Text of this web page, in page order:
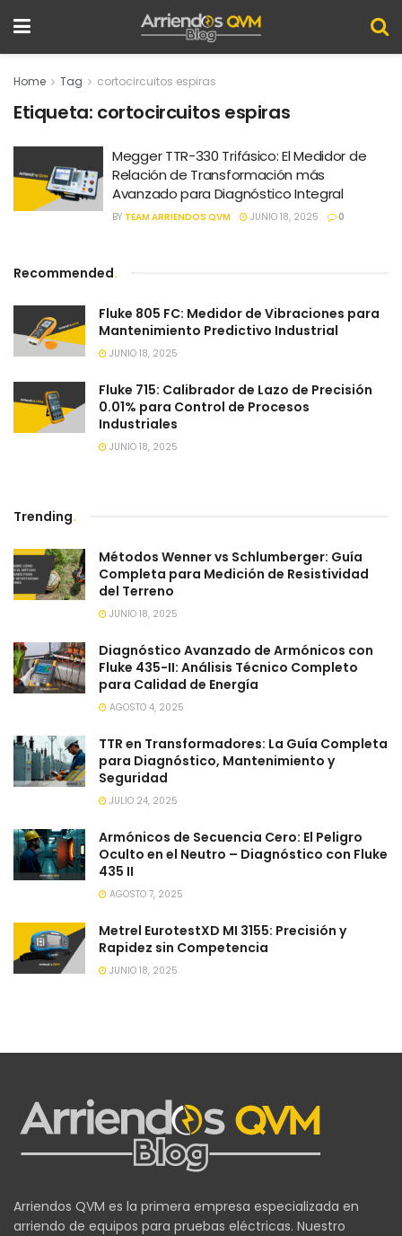
Home Tag cortocircuitos espiras
Etiqueta: cortocircuitos espiras
Megger TTR-330 Trifásico: El Medidor de
Relación de Transformación más
Avanzado para Diagnóstico Integral
BY TEAM ARRIENDOS QVM JUNIO 18, 2025 0
Recommended.
Fluke 805 FC: Medidor de Vibraciones para
Mantenimiento Predictivo Industrial
JUNIO 18, 2025
Fluke 715: Calibrador de Lazo de Precisión
0.01% para Control de Procesos
Industriales
JUNIO 18, 2025
Trending.
Métodos Wenner vs Schlumberger: Guía
Completa para Medición de Resistividad
del Terreno
JUNIO 18, 2025
Diagnóstico Avanzado de Armónicos con
Fluke 435-II: Análisis Técnico Completo
para Calidad de Energía
AGOSTO 4, 2025
TTR en Transformadores: La Guía Completa
para Diagnóstico, Mantenimiento y
Seguridad
JULIO 24, 2025
Armónicos de Secuencia Cero: El Peligro
Oculto en el Neutro – Diagnóstico con Fluke
435 II
AGOSTO 7, 2025
Metrel EurotestXD MI 3155: Precisión y
Rapidez sin Competencia
JUNIO 18, 2025
Arriendos QVM es la primera empresa especializada en
arriendo de equipos para pruebas eléctricas. Nuestro